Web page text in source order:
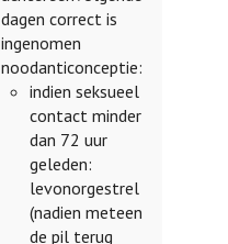
dagen correct is
ingenomen
noodanticonceptie:
indien seksueel
contact minder
dan 72 uur
geleden:
levonorgestrel
(nadien meteen
de pil terug